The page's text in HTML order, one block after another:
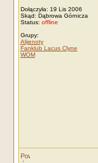
Dołączyła: 19 Lis 2006
Skąd: Dąbrowa Górnicza
Status: offline
Grupy:
Alijenoty
Fanklub Lacus Clyne
WOM